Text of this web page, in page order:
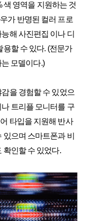
색 영역을 지원하는 것
가 반명된 컬러 프로
해 사진편집 이나 디
용할 수 있다. (전문가
모델이다.)
을 경험할 수 있었으
트리플 모니터를 구
타입을 지원해 반사
으며 스마트폰과 비
확인할 수 있었다.